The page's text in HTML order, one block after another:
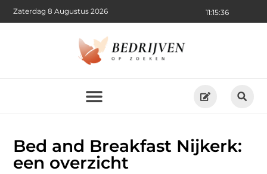
11:15:38
Zaterdag 8 Augustus 2026
Bed and Breakfast Nijkerk:
een overzicht